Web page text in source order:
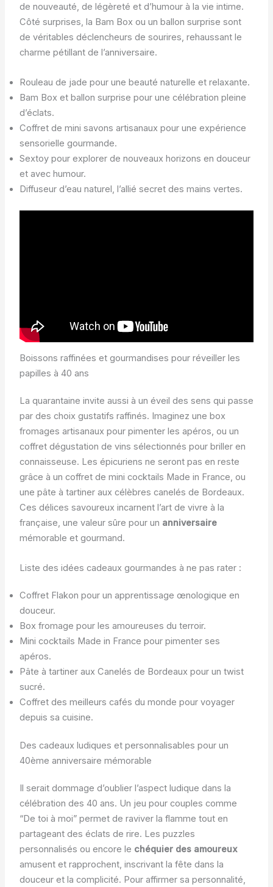
de nouveauté, de légèreté et d’humour à la vie intime.
Côté surprises, la Bam Box ou un ballon surprise sont
de véritables déclencheurs de sourires, rehaussant le
charme pétillant de l’anniversaire.
Rouleau de jade pour une beauté naturelle et relaxante.
Bam Box et ballon surprise pour une célébration pleine
d’éclats.
Coffret de mini savons artisanaux pour une expérience
sensorielle gourmande.
Sextoy pour explorer de nouveaux horizons en douceur
et avec humour.
Diffuseur d’eau naturel, l’allié secret des mains vertes.
Boissons raffinées et gourmandises pour réveiller les
papilles à 40 ans
La quarantaine invite aussi à un éveil des sens qui passe
par des choix gustatifs raffinés. Imaginez une box
fromages artisanaux pour pimenter les apéros, ou un
coffret dégustation de vins sélectionnés pour briller en
connaisseuse. Les épicuriens ne seront pas en reste
grâce à un coffret de mini cocktails Made in France, ou
une pâte à tartiner aux célèbres canelés de Bordeaux.
Ces délices savoureux incarnent l’art de vivre à la
française, une valeur sûre pour un anniversaire
mémorable et gourmand.
Liste des idées cadeaux gourmandes à ne pas rater :
Coffret Flakon pour un apprentissage œnologique en
douceur.
Box fromage pour les amoureuses du terroir.
Mini cocktails Made in France pour pimenter ses
apéros.
Pâte à tartiner aux Canelés de Bordeaux pour un twist
sucré.
Coffret des meilleurs cafés du monde pour voyager
depuis sa cuisine.
Des cadeaux ludiques et personnalisables pour un
40ème anniversaire mémorable
Il serait dommage d’oublier l’aspect ludique dans la
célébration des 40 ans. Un jeu pour couples comme
“De toi à moi” permet de raviver la flamme tout en
partageant des éclats de rire. Les puzzles
personnalisés ou encore le chéquier des amoureux
amusent et rapprochent, inscrivant la fête dans la
douceur et la complicité. Pour affirmer sa personnalité,